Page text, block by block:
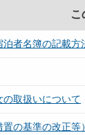
こ
泊者名簿の記載方
取扱いについて
の基準の改正等）